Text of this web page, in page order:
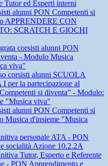
Tutor ed Esperti interni
alunni PON Competenti si
APPRENDERE CON
SCRATCH E GIOCHI
corsisti alunni PON
- Modulo Musica
viva"
corsisti alunni SCUOLA
per la partecipazione al
si diventa” - Modulo:
"Musica viva"
alunni PON Competenti si
Musica d'insieme "Musica
personale ATA - PON
socialità Azione 10.2.2A
Tutor, Esperto e Referente
- PON Apprendimento e